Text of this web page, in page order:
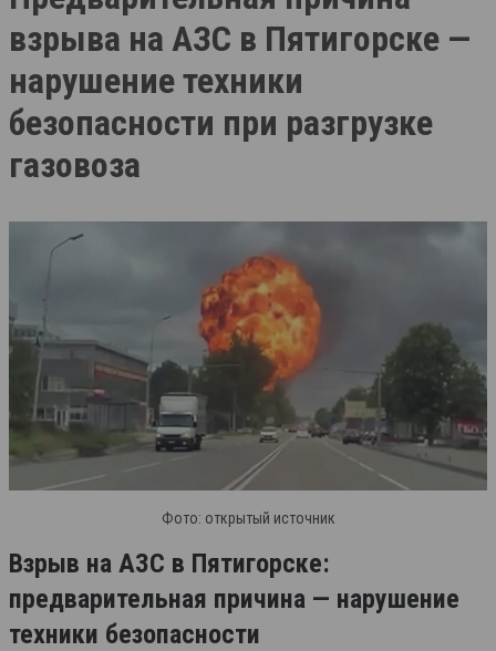
взрыва на АЗС в Пятигорске —
нарушение техники
безопасности при разгрузке
газовоза
Фото: открытый источник
Взрыв на АЗС в Пятигорске:
предварительная причина — нарушение
техники безопасности